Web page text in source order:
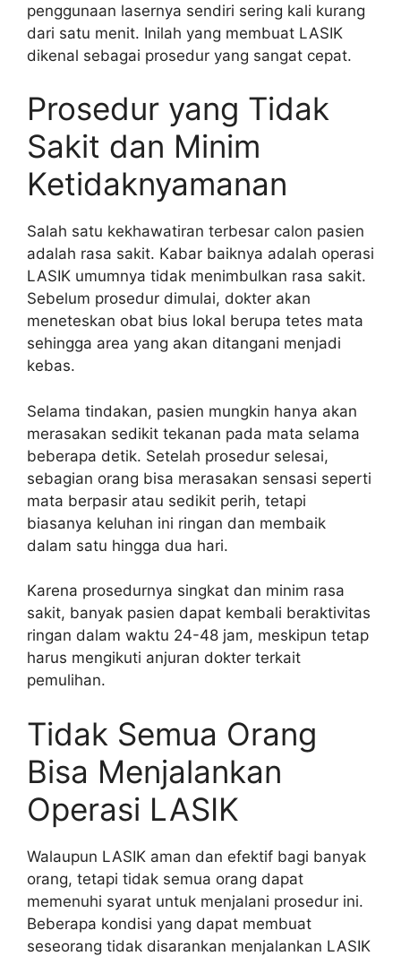
penggunaan lasernya sendiri sering kali kurang
dari satu menit. Inilah yang membuat LASIK
dikenal sebagai prosedur yang sangat cepat.
Prosedur yang Tidak
Sakit dan Minim
Ketidaknyamanan
Salah satu kekhawatiran terbesar calon pasien
adalah rasa sakit. Kabar baiknya adalah operasi
LASIK umumnya tidak menimbulkan rasa sakit.
Sebelum prosedur dimulai, dokter akan
meneteskan obat bius lokal berupa tetes mata
sehingga area yang akan ditangani menjadi
kebas.
Selama tindakan, pasien mungkin hanya akan
merasakan sedikit tekanan pada mata selama
beberapa detik. Setelah prosedur selesai,
sebagian orang bisa merasakan sensasi seperti
mata berpasir atau sedikit perih, tetapi
biasanya keluhan ini ringan dan membaik
dalam satu hingga dua hari.
Karena prosedurnya singkat dan minim rasa
sakit, banyak pasien dapat kembali beraktivitas
ringan dalam waktu 24-48 jam, meskipun tetap
harus mengikuti anjuran dokter terkait
pemulihan.
Tidak Semua Orang
Bisa Menjalankan
Operasi LASIK
Walaupun LASIK aman dan efektif bagi banyak
orang, tetapi tidak semua orang dapat
memenuhi syarat untuk menjalani prosedur ini.
Beberapa kondisi yang dapat membuat
seseorang tidak disarankan menjalankan LASIK